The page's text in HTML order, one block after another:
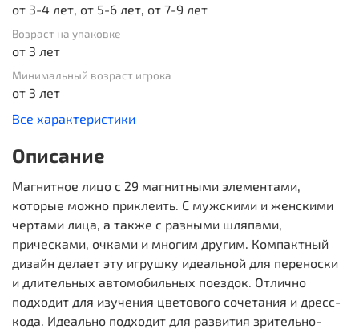
от 3-4 лет, от 5-6 лет, от 7-9 лет
Возраст на упаковке
от 3 лет
Минимальный возраст игрока
от 3 лет
Все характеристики
Описание
Магнитное лицо с 29 магнитными элементами,
которые можно приклеить. С мужскими и женскими
чертами лица, а также с разными шляпами,
прическами, очками и многим другим. Компактный
дизайн делает эту игрушку идеальной для переноски
и длительных автомобильных поездок. Отлично
подходит для изучения цветового сочетания и дресс-
кода. Идеально подходит для развития зрительно-